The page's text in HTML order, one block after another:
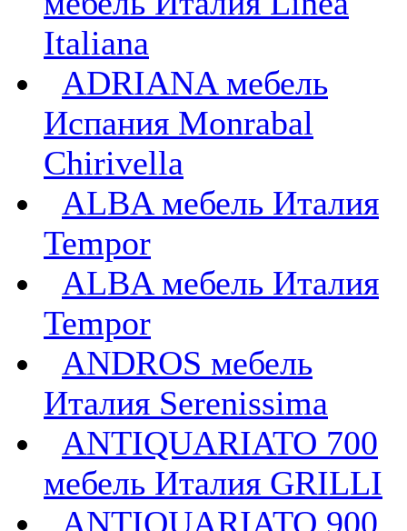
Italiana
ADRIANA мебель
Испания Monrabal
Chirivella
ALBA мебель Италия
Tempor
ALBA мебель Италия
Tempor
ANDROS мебель
Италия Serenissima
ANTIQUARIATO 700
мебель Италия GRILLI
ANTIQUARIATO 900